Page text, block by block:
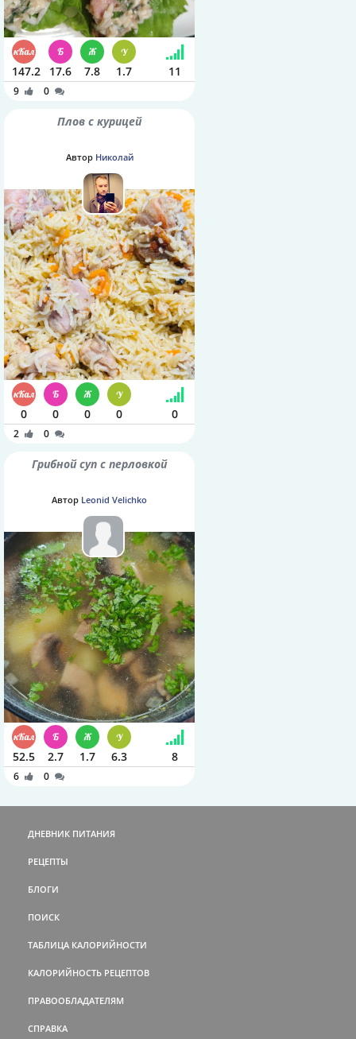
147.2 17.6 7.8 1.7 11
9 0
Плов с курицей
Автор Николай
0 0 0 0 0
2 0
Грибной суп с перловкой
Автор Leonid Velichko
52.5 2.7 1.7 6.3 8
6 0
ДНЕВНИК ПИТАНИЯ
РЕЦЕПТЫ
БЛОГИ
ПОИСК
ТАБЛИЦА КАЛОРИЙНОСТИ
КАЛОРИЙНОСТЬ РЕЦЕПТОВ
ПРАВООБЛАДАТЕЛЯМ
СПРАВКА